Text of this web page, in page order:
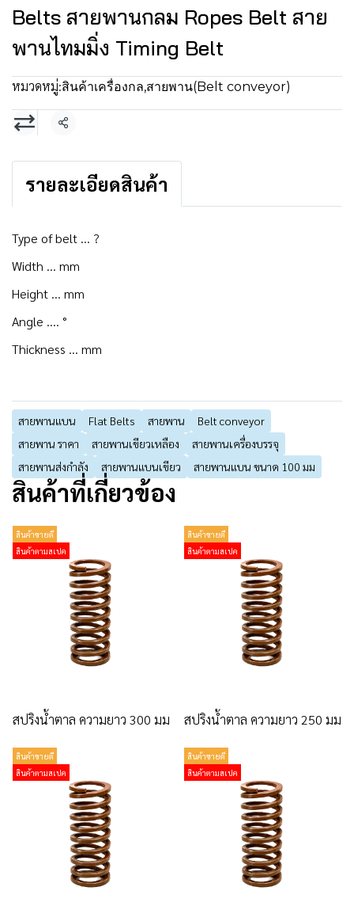
Belts สายพานกลม Ropes Belt สาย
พานไทมมิ่ง Timing Belt
หมวดหมู่:สินค้าเครื่องกล,สายพาน(Belt conveyor)
แชร์
รายละเอียดสินค้า
Type of belt ... ?
Width ... mm
Height ... mm
Angle .... °
Thickness ... mm
สายพานแบน Flat Belts สายพาน
Belt conveyor
สายพาน ราคา
สายพานเขียวเหลือง
สายพานเครื่องบรรจุ
สายพานส่งกำลัง
สายพานแบนเขียว สายพานแบน ขนาด 100 มม
สินค้าที่เกี่ยวข้อง
สินค้าขายดี
สินค้าตามสเปค
สปริงน้ำตาล ความยาว 300 มม
สินค้าขายดี
สินค้าตามสเปค
สปริงน้ำตาล ความยาว 250 มม
สินค้าขายดี
สินค้าตามสเปค
สินค้าขายดี
สินค้าตามสเปค